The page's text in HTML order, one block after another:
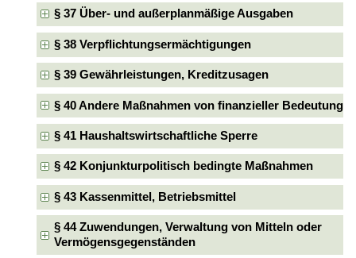
§ 37 Über- und außerplanmäßige Ausgaben
§ 38 Verpflichtungsermächtigungen
§ 39 Gewährleistungen, Kreditzusagen
§ 40 Andere Maßnahmen von finanzieller Bedeutung
§ 41 Haushaltswirtschaftliche Sperre
§ 42 Konjunkturpolitisch bedingte Maßnahmen
§ 43 Kassenmittel, Betriebsmittel
§ 44 Zuwendungen, Verwaltung von Mitteln oder
Vermögensgegenständen